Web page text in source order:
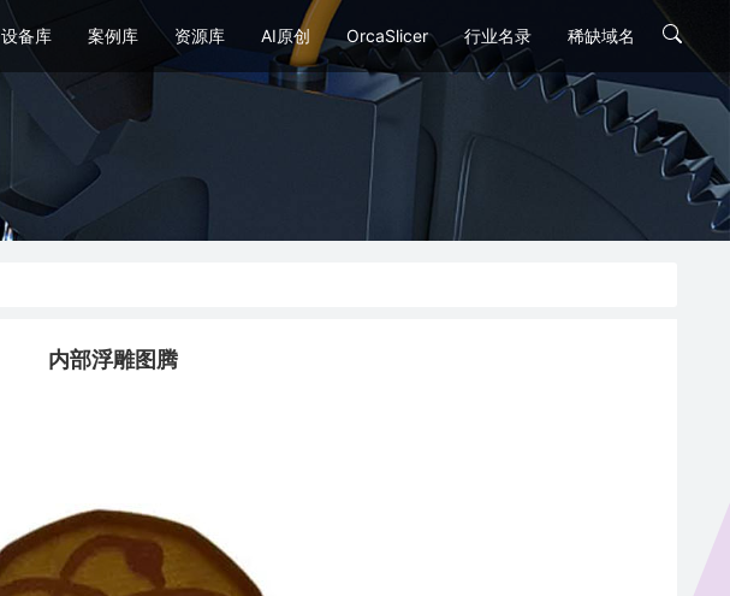
设备库 案例库 资源库 AI原创 OrcaSlicer 行业名录 稀缺域名
内部浮雕图腾